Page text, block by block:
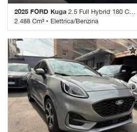
2025 FORD Kuga 2.5 Full Hybrid 180 CV CVT 2WD ST-Line
2.488 Cm³ • Elettrica/Benzina
19.950 Km • Cambio Automatico • Argento
metallizzato • 5 Porte • ABS • Airbag •
Airbag laterali • Airbag posteriore • Airbag
testa • Alzacristalli elettrici • Android Auto •
Apple CarPlay • Autoradio • Autoradio
digitale • Bluetooth • Boardcomputer •
Bracciolo • Cerchi in lega • Chiusura
centralizzata • Chiusura centralizzata
telecomandata • Climatizzatore •
Climatizzatore automatico, 2 zone •